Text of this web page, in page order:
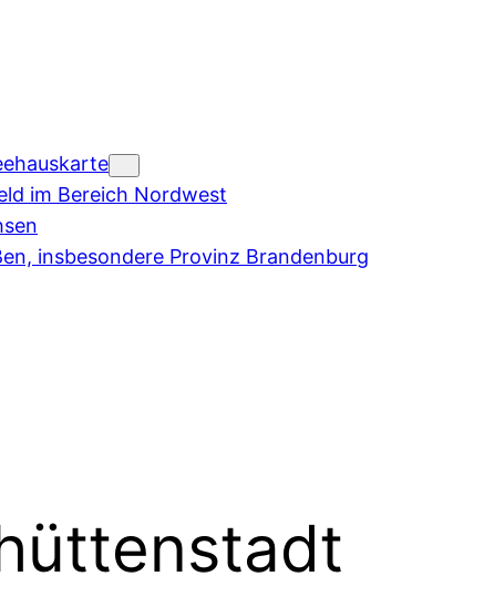
im Bereich Nordwest
insbesondere Provinz Brandenburg